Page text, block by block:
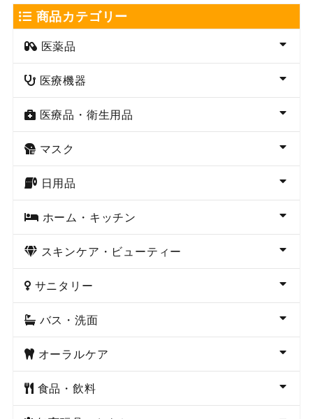
商品カテゴリー
医薬品
医療機器
医療品・衛生用品
マスク
日用品
ホーム・キッチン
スキンケア・ビューティー
サニタリー
バス・洗面
オーラルケア
食品・飲料